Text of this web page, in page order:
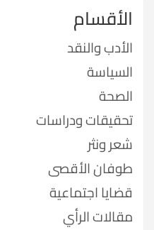
الأقسام
الأدب والنقد
السياسة
الصحة
تحقيقات ودراسات
شعر ونثر
طوفان الأقصى
قضايا اجتماعية
مقالات الرأي